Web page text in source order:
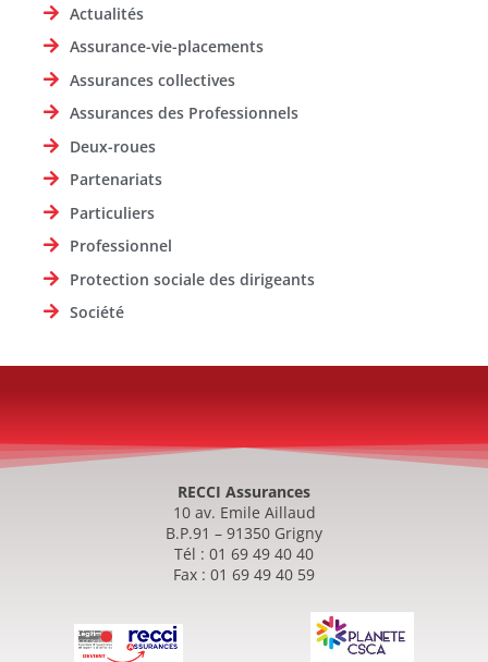
Actualités
Assurance-vie-placements
Assurances collectives
Assurances des Professionnels
Deux-roues
Partenariats
Particuliers
Professionnel
Protection sociale des dirigeants
Société
RECCI Assurances
10 av. Emile Aillaud
B.P.91 – 91350 Grigny
Tél : 01 69 49 40 40
Fax : 01 69 49 40 59